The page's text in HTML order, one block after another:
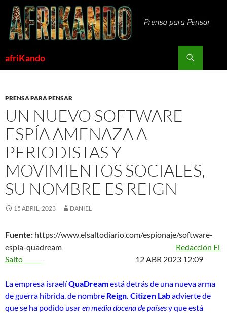
Saltar
contenido
afriKando
PRENSA PARA PENSAR
UN NUEVO SOFTWARE
ESPÍA AMENAZA A
PERIODISTAS Y
MOVIMIENTOS SOCIALES,
SU NOMBRE ES REIGN
15 ABRIL, 2023 DANIEL
Fuente: https://www.elsaltodiario.com/espionaje/software-
espia-quadream Redacción El
Salto
12 ABR 2023 12:09
La empresa israelíQuaDreamestá detrás de una nueva arma
de guerra híbrida, de nombre Reign. Citizen Labadvierte de
que se ha podido usaren media docena de paísesy que está